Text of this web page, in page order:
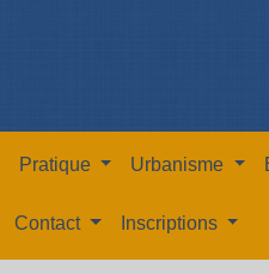
Pratique Urbanisme
Contact Inscriptions